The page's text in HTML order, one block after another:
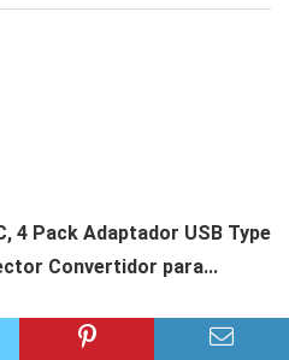
4 Pack Adaptador USB Type
Convertidor para...
en Amazon